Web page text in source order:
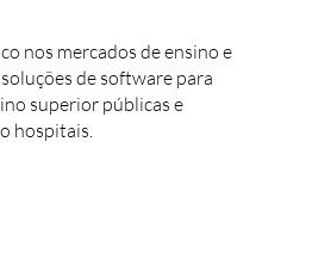
nos mercados de ensino e
de software para
superior públicas e
hospitais.